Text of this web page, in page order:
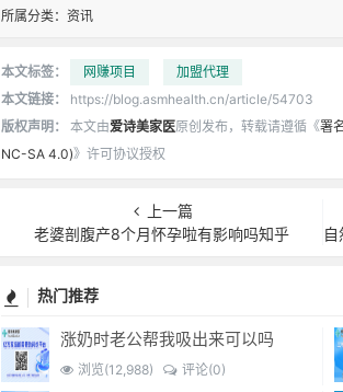
所属分类： 资讯
本文标签： 网赚项目
加盟代理
本文链接：
https://blog.asmhealth.cn/article/54703
版权声明：
本文由爱诗美家医原创发布，转载请遵循《署
NC-SA 4.0)》许可协议授权
上一篇
老婆剖腹产8个月怀孕啦有影响吗知乎
自
热门推荐
涨奶时老公帮我吸出来可以吗
浏览(12,988) 评论(0)